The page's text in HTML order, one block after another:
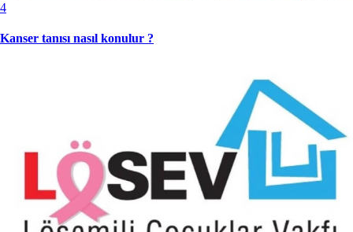
4
Kanser tanısı nasıl konulur ?